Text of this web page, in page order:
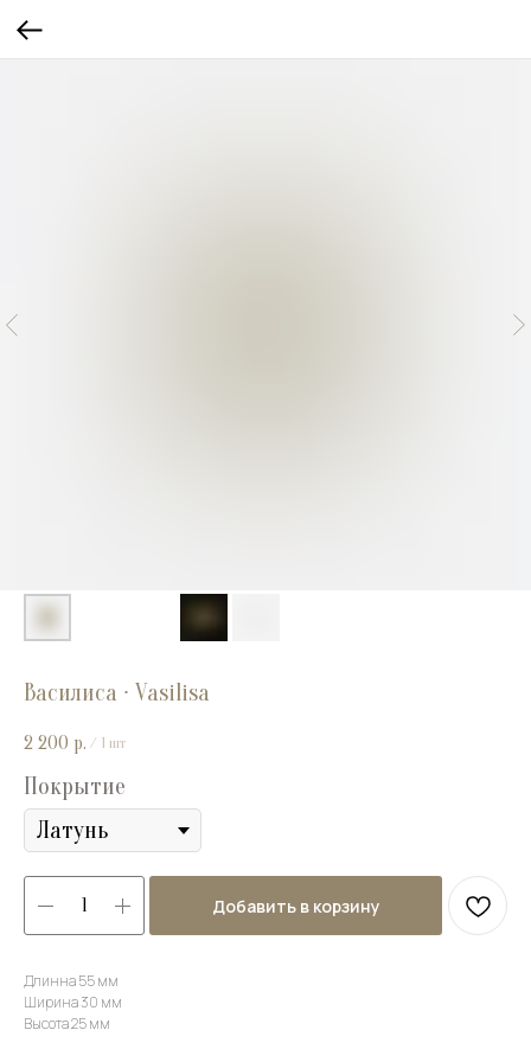
Василиса ∙ Vasilisa
2 200 р. / 1 шт
Покрытие
Добавить в корзину
Длинна 55 мм
Ширина 30 мм
Высота 25 мм